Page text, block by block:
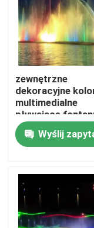
Dom
Produkty
zewnętrzne
dekoracyjne
multimedialne
pływające
wodne
Wyślij